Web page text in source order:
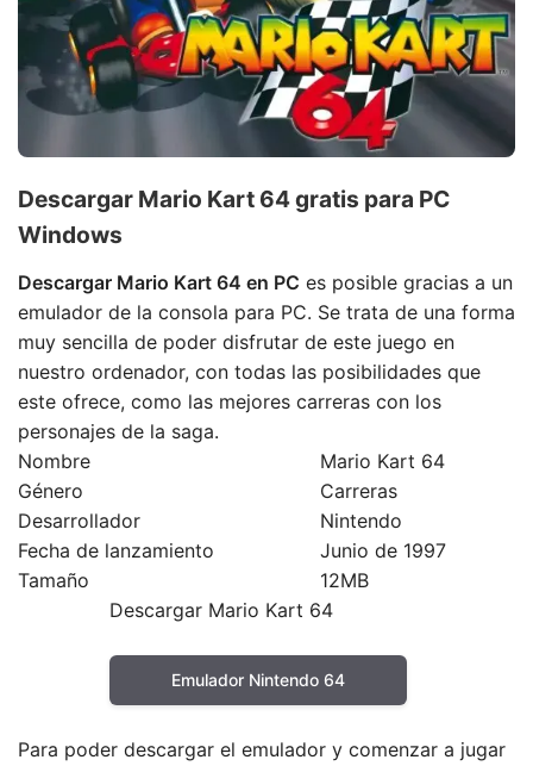
Descargar Mario Kart 64 gratis para PC
Windows
Descargar Mario Kart 64 en PC es posible gracias a un
emulador de la consola para PC. Se trata de una forma
muy sencilla de poder disfrutar de este juego en
nuestro ordenador, con todas las posibilidades que
este ofrece, como las mejores carreras con los
personajes de la saga.
Nombre
Mario Kart 64
Género
Carreras
Desarrollador
Nintendo
Fecha de lanzamiento
Junio de 1997
Tamaño
12MB
Descargar Mario Kart 64
Emulador Nintendo 64
Para poder descargar el emulador y comenzar a jugar